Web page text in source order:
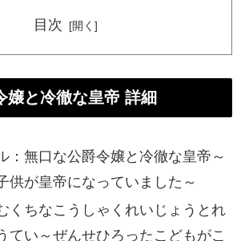
目次
嬢と冷徹な皇帝 詳細
：無口な公爵令嬢と冷徹な皇帝～
供が皇帝になっていました～
くちなこうしゃくれいじょうとれ
てい～ぜんせひろったこどもがこ